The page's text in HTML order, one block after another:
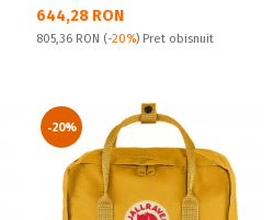
Текуща цена:
644,28 RON
Pret obisnuit:
805,36 RON (-20%) Pret obisnuit
-20%